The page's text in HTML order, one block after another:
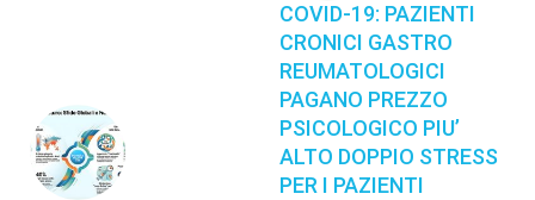
COVID-19: PAZIENTI
CRONICI GASTRO
REUMATOLOGICI
PAGANO PREZZO
PSICOLOGICO PIU’
ALTO DOPPIO STRESS
PER I PAZIENTI